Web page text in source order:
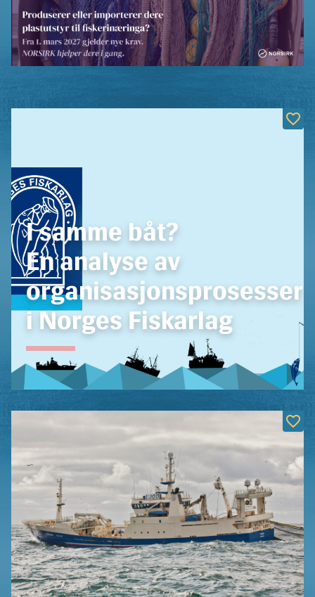
I samme båt?
En analyse av
organisasjonsprosesser
i Norges Fiskarlag